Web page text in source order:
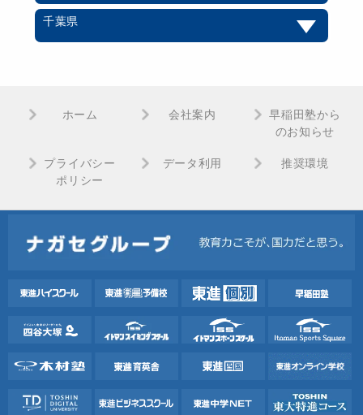
千葉県
ホーム 会社案内
早稲田塾から
のお知らせ
プライバシー
ポリシー
データ利用 推奨環境